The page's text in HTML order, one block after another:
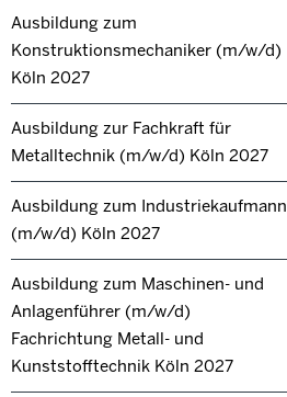
Ausbildung zum
Konstruktionsmechaniker (m/w/d)
Köln 2027
Ausbildung zur Fachkraft für
Metalltechnik (m/w/d) Köln 2027
Ausbildung zum Industriekaufmann
(m/w/d) Köln 2027
Ausbildung zum Maschinen- und
Anlagenführer (m/w/d)
Fachrichtung Metall- und
Kunststofftechnik Köln 2027